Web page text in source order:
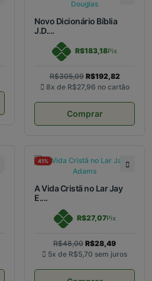
Novo Dicionário Bíblia
J.D....
R$183,18Pix
R$305,09 R$192,82
8x de R$27,96 no cartão
Comprar
41%
A Vida Cristã no Lar Jay
E....
R$27,07Pix
R$48,00 R$28,49
5x de R$5,70 sem juros